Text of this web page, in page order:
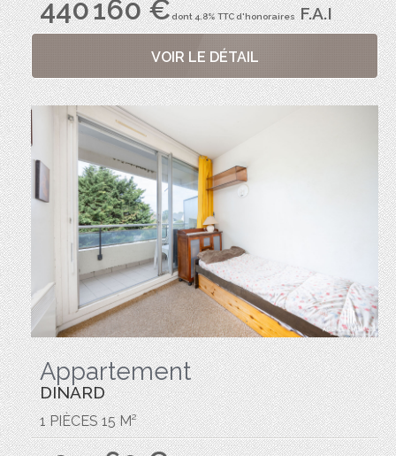
440 160 €dont 4.8% TTC d'honorairesF.A.I
VOIR LE DÉTAIL
Appartement
DINARD
1 PIÈCES 15 M²